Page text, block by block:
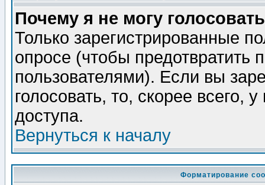
Почему я не могу
Только зарегистрированные
опросе (чтобы предотвратить
пользователями). Если вы
голосовать, то, скорее всего,
доступа.
Вернуться к началу
Форматирование